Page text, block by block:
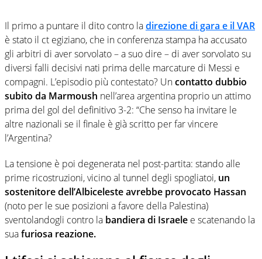
Il primo a puntare il dito contro ladirezione di gara e il VAR
è stato il ct egiziano, che in conferenza stampa ha accusato
gli arbitri di aver sorvolato – a suo dire – di aver sorvolato su
diversi falli decisivi nati prima delle marcature di Messi e
compagni. L’episodio più contestato? Uncontatto dubbio
subito da Marmoush nell’area argentina proprio un attimo
prima del gol del definitivo 3-2: “Che senso ha invitare le
altre nazionali se il finale è già scritto per far vincere
l’Argentina?
La tensione è poi degenerata nel post-partita: stando alle
prime ricostruzioni, vicino al tunnel degli spogliatoi, un
sostenitore dell’Albiceleste avrebbe provocato Hassan
(noto per le sue posizioni a favore della Palestina)
sventolandogli contro la bandiera di Israele e scatenando la
suafuriosa reazione.